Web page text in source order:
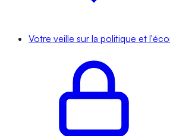
Votre veille sur la politique et